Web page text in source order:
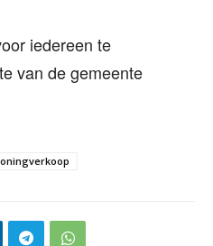
iedereen te
van de gemeente